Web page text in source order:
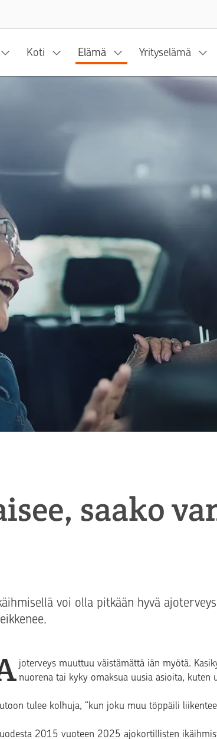
Koti Elämä Yrityselämä
saako
voi olla pitkään hyvä
joterveys muuttuu väistämättä iän myötä.
nuorena tai kyky omaksua uusia asioita,
tulee kolhuja, “kun joku muu töppäili
2015 vuoteen 2025 ajokortillisten